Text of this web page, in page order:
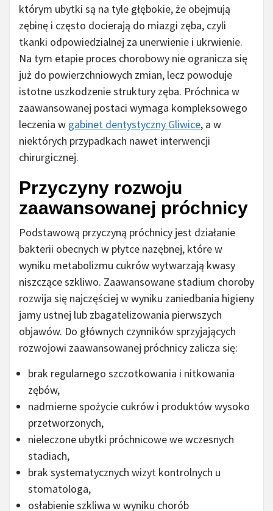
którym ubytki są na tyle głębokie, że obejmują
zębinę i często docierają do miazgi zęba, czyli
tkanki odpowiedzialnej za unerwienie i ukrwienie.
Na tym etapie proces chorobowy nie ogranicza się
już do powierzchniowych zmian, lecz powoduje
istotne uszkodzenie struktury zęba. Próchnica w
zaawansowanej postaci wymaga kompleksowego
leczenia w gabinet dentystyczny Gliwice, a w
niektórych przypadkach nawet interwencji
chirurgicznej.
Przyczyny rozwoju
zaawansowanej próchnicy
Podstawową przyczyną próchnicy jest działanie
bakterii obecnych w płytce nazębnej, które w
wyniku metabolizmu cukrów wytwarzają kwasy
niszczące szkliwo. Zaawansowane stadium choroby
rozwija się najczęściej w wyniku zaniedbania higieny
jamy ustnej lub zbagatelizowania pierwszych
objawów. Do głównych czynników sprzyjających
rozwojowi zaawansowanej próchnicy zalicza się:
brak regularnego szczotkowania i nitkowania
zębów,
nadmierne spożycie cukrów i produktów wysoko
przetworzonych,
nieleczone ubytki próchnicowe we wczesnych
stadiach,
brak systematycznych wizyt kontrolnych u
stomatologa,
osłabienie szkliwa w wyniku chorób